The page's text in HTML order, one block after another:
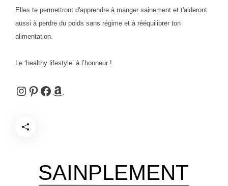
Elles te permettront d'apprendre à manger sainement et t'aideront
aussi à perdre du poids sans régime et à rééquilibrer ton
alimentation.
Le ‘healthy lifestyle’ à l’honneur !
Instagram
Pinterest
Facebook
Amazon
SAINPLEMENT